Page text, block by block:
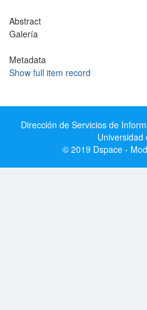
Abstract
Galería
Metadata
Show full item record
Dirección de Servicios de
Universidad
© 2019 Dspace -